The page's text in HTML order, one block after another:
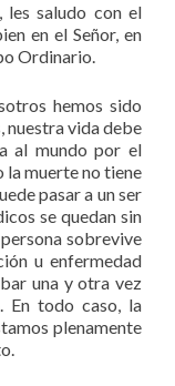
les saludo con el
en el Señor, en
Ordinario.
hemos sido
nuestra vida debe
al mundo por el
la muerte no tiene
pasar a un ser
se quedan sin
sobrevive
u enfermedad
una y otra vez
En todo caso, la
plenamente